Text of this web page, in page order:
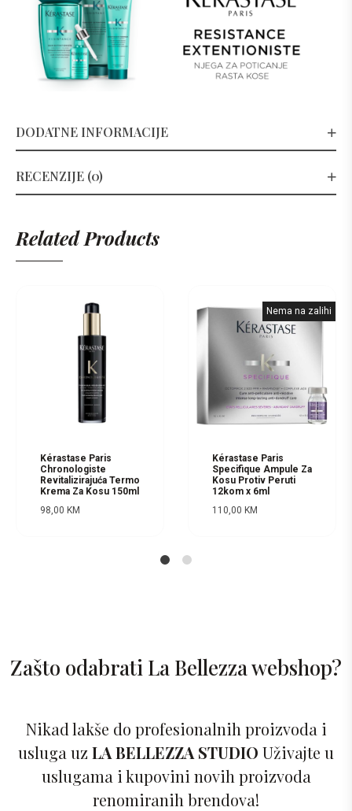
DODATNE INFORMACIJE
RECENZIJE (0)
Related Products
Kérastase Paris
Chronologiste
Revitalizirajuća Termo
Krema Za Kosu 150ml
98,00 KM
Nema na zalihi
Kérastase Paris
Specifique Ampule Za
Kosu Protiv Peruti
12kom x 6ml
110,00 KM
Zašto odabrati La Bellezza webshop?
Nikad lakše do profesionalnih proizvoda i
usluga uz LA BELLEZZA STUDIO Uživajte u
uslugama i kupovini novih proizvoda
renomiranih brendova!